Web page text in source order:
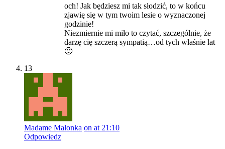
och! Jak będziesz mi tak słodzić, to w końcu
zjawię się w tym twoim lesie o wyznaczonej
godzinie!
Niezmiernie mi miło to czytać, szczególnie, że
darzę cię szczerą sympatią…od tych właśnie lat
🙂
13
Madame Malonka on at 21:10
Odpowiedz